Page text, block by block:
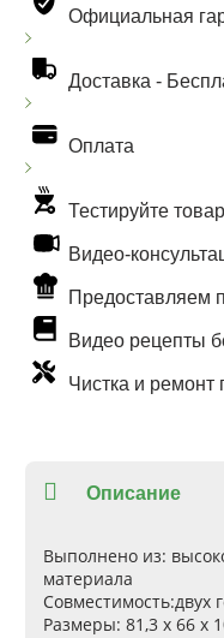
Официальная
Доставка -
Оплата
Тестируйте
Видео-
Предоставляем
Видео рецепты
Чистка и ремонт
Описание
Выполнено из:
материала
Совместимость:двух
Размеры: 81,3 х 66 х